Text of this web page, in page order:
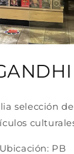
selección
Ubicación: PB